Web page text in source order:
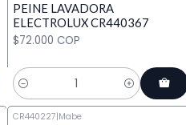
PEINE LAVADORA
ELECTROLUX CR440367
$72.000 COP
Cantidad
CR440227|Mabe